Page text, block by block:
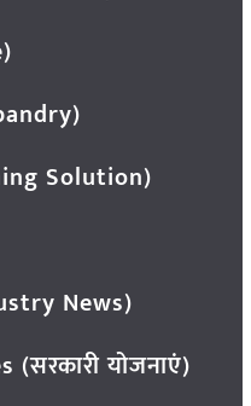
Solution)
News)
योजनाएं)